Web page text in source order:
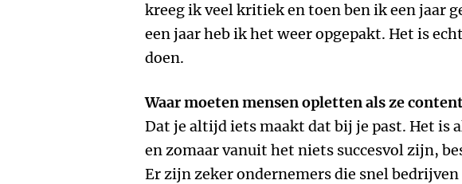
kreeg ik veel kritiek en toen ben ik een jaar
een jaar heb ik het weer opgepakt. Het is
doen.
Waar moeten mensen opletten als ze
Dat je altijd iets maakt dat bij je past. Het is
en zomaar vanuit het niets succesvol zijn,
Er zijn zeker ondernemers die snel